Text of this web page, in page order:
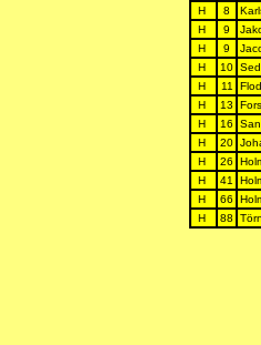
H
8
H
9
H
9
H
10
H
11
H
13
H
16
H
20
H
26
H
41
H
66
H
88